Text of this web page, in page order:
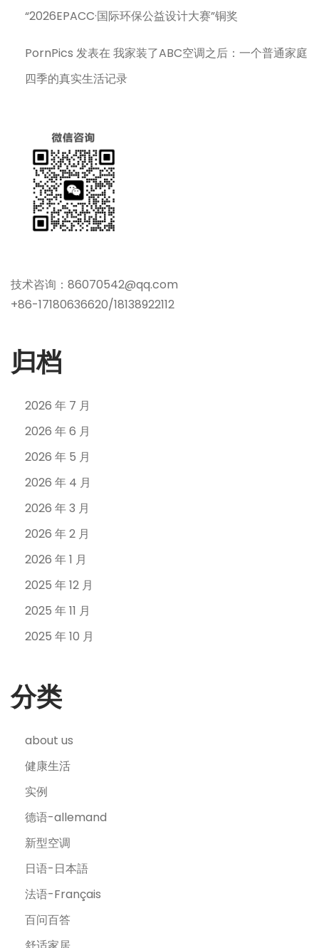
“2026EPACC·国际环保公益设计大赛”铜奖
PornPics 发表在我家装了ABC空调之后：一个普通家庭
四季的真实生活记录
技术咨询：86070542@qq.com
+86-17180636620/18138922112
归档
2026 年 7 月
2026 年 6 月
2026 年 5 月
2026 年 4 月
2026 年 3 月
2026 年 2 月
2026 年 1 月
2025 年 12 月
2025 年 11 月
2025 年 10 月
分类
about us
健康生活
实例
德语-allemand
新型空调
日语-日本語
法语-Français
百问百答